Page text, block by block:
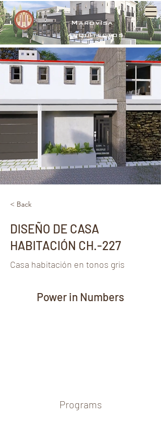
Marovisa
arquitectos
< Back
DISEÑO DE CASA
HABITACIÓN CH.-227
Casa habitación en tonos gris
Power in Numbers
Programs